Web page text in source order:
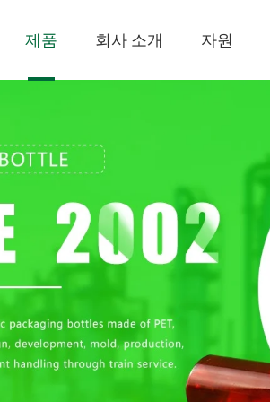
제품 회사 소개 자원